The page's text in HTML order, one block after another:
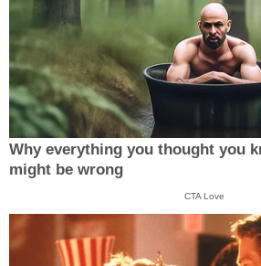
Why everything you thought you
might be wrong
CTA Love